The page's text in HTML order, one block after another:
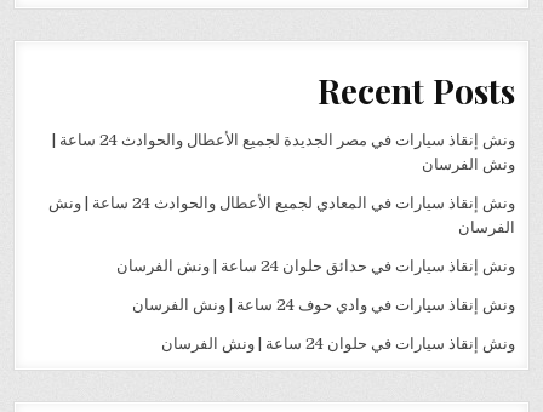
Recent Posts
ونش إنقاذ سيارات في مصر الجديدة لجميع الأعطال والحوادث 24 ساعة |
ونش الفرسان
ونش إنقاذ سيارات في المعادي لجميع الأعطال والحوادث 24 ساعة | ونش
الفرسان
ونش إنقاذ سيارات في حدائق حلوان 24 ساعة | ونش الفرسان
ونش إنقاذ سيارات في وادي حوف 24 ساعة | ونش الفرسان
ونش إنقاذ سيارات في حلوان 24 ساعة | ونش الفرسان